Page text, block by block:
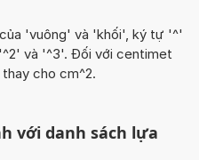
'vuông' và 'khối', ký tự '^'
và '^3'. Đối với centimet
cho cm^2.
với danh sách lựa